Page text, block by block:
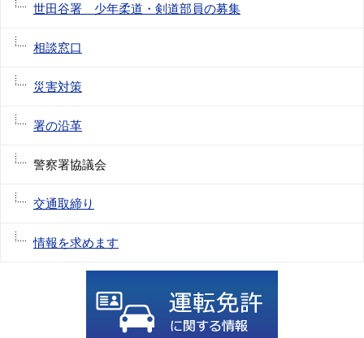
世田谷署 少年柔道・剣道部員の募集
相談窓口
災害対策
署の沿革
警察署協議会
交通取締り
情報を求めます